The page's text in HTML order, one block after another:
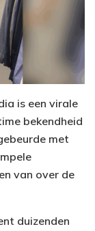
is een virale
bekendheid
met
van over de
duizenden